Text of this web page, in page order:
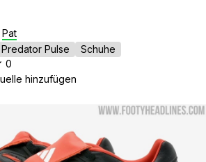
Pat
Predator Pulse
Schuhe
0
hinzufügen